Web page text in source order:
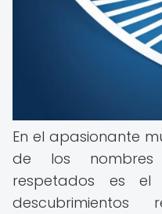
En el apasionante
de los
respetados es el
descubrimientos